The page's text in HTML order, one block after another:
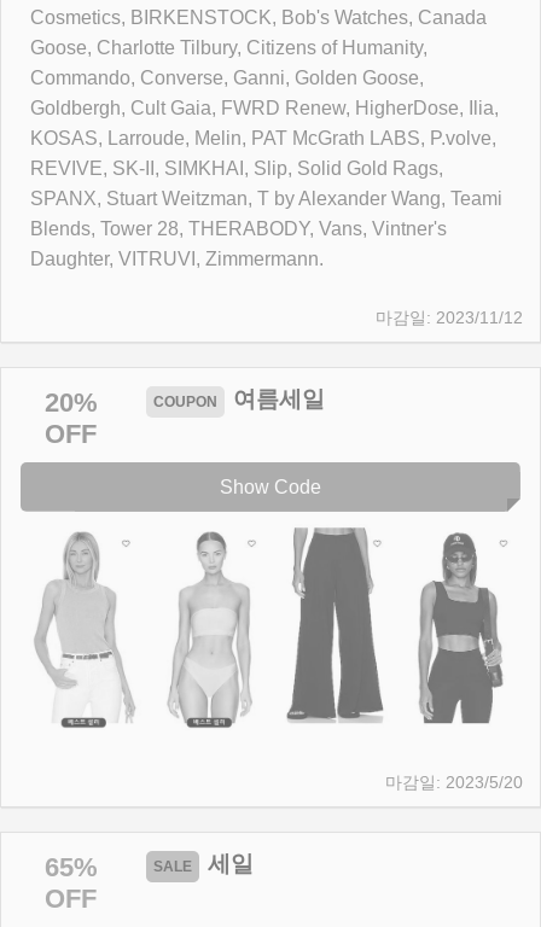
Cosmetics, BIRKENSTOCK, Bob's Watches, Canada
Goose, Charlotte Tilbury, Citizens of Humanity,
Commando, Converse, Ganni, Golden Goose,
Goldbergh, Cult Gaia, FWRD Renew, HigherDose, Ilia,
KOSAS, Larroude, Melin, PAT McGrath LABS, P.volve,
REVIVE, SK-II, SIMKHAI, Slip, Solid Gold Rags,
SPANX, Stuart Weitzman, T by Alexander Wang, Teami
Blends, Tower 28, THERABODY, Vans, Vintner's
Daughter, VITRUVI, Zimmermann.
2023/11/12
20%
OFF
여름세일
Show Code
2023/5/20
65%
OFF
세일